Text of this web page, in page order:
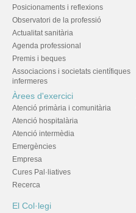
Posicionaments i reflexions
Observatori de la professió
Actualitat sanitària
Agenda professional
Premis i beques
Associacions i societats científiques
infermeres
Àrees d'exercici
Atenció primària i comunitària
Atenció hospitalària
Atenció intermèdia
Emergències
Empresa
Cures Pal·liatives
Recerca
El Col·legi